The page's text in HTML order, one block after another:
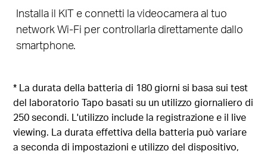
Installa il KIT e connetti la videocamera al tuo
network Wi-Fi per controllarla direttamente dallo
smartphone.
* La durata della batteria di 180 giorni si basa sui test
del laboratorio Tapo basati su un utilizzo giornaliero di
250 secondi. L'utilizzo include la registrazione e il live
viewing. La durata effettiva della batteria può variare
a seconda di impostazioni e utilizzo del dispositivo,